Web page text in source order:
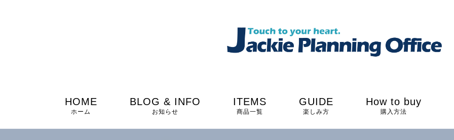
HOME
ホーム
BLOG & INFO
お知らせ
ITEMS
商品一覧
GUIDE
楽しみ方
How to buy
購入方法